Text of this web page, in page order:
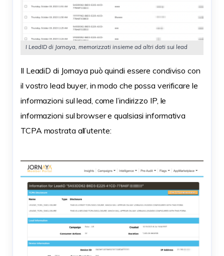
I LeadID di Jornaya, memorizzati insieme ad altri dati sui lead
Il LeadiD di Jornaya può quindi essere condiviso con
il vostro lead buyer, in modo che possa verificare le
informazioni sul lead, come l’indirizzo IP, le
informazioni sul browser e qualsiasi informativa
TCPA mostrata all’utente: